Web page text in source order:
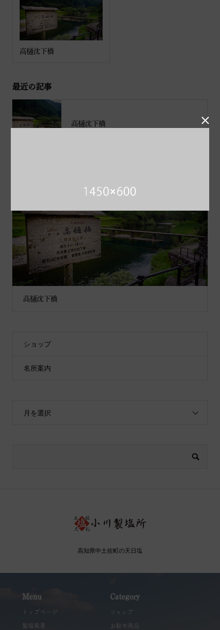
高樋沈下橋
最近の記事
高樋沈下橋
高樋沈下橋
ショップ
名所案内
月を選択
高知県中土佐町の天日塩
Menu
トップページ
製塩風景
Category
ショップ
お勧め商品
